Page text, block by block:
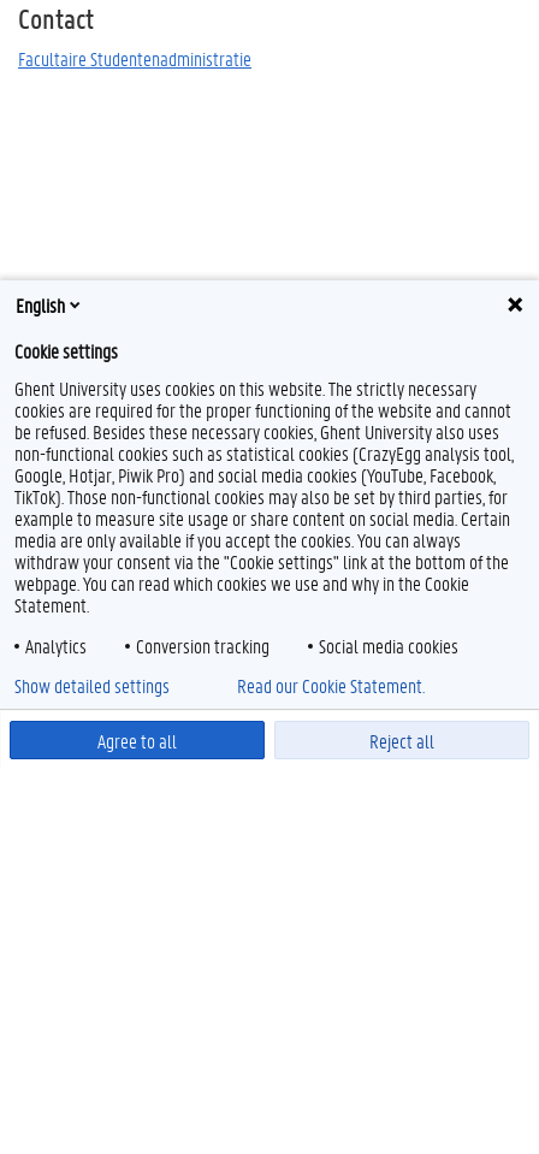
Contact
Facultaire Studentenadministratie
English
Cookie settings
Ghent University uses cookies on this website. The strictly necessary
cookies are required for the proper functioning of the website and cannot
be refused. Besides these necessary cookies, Ghent University also uses
non-functional cookies such as statistical cookies (CrazyEgg analysis tool,
Google, Hotjar, Piwik Pro) and social media cookies (YouTube, Facebook,
TikTok). Those non-functional cookies may also be set by third parties, for
example to measure site usage or share content on social media. Certain
media are only available if you accept the cookies. You can always
withdraw your consent via the "Cookie settings" link at the bottom of the
webpage. You can read which cookies we use and why in the Cookie
Statement.
Analytics
Conversion tracking Social media cookies
Agree to all Reject all
Show detailed settings Read our Cookie Statement.